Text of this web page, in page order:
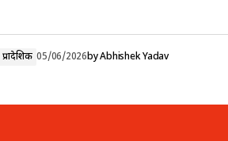
प्रादेशिक 05/06/2026byAbhishek Yadav